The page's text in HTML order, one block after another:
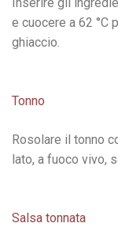
e cuocere a 62 °C
ghiaccio.
Tonno
Rosolare il tonno
lato, a fuoco vivo,
Salsa tonnata